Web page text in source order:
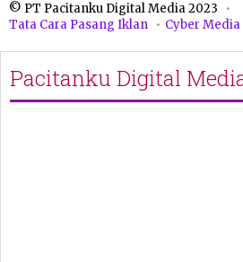
© PT Pacitanku Digital Media 2023
Tata Cara Pasang Iklan
Cyber
Pacitanku Digital